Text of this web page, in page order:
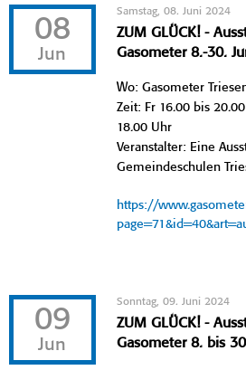
08
Jun
Samstag, 08. Juni 2024
ZUM GLÜCK! -
Gasometer 8.-30.
Wo: Gasometer
Zeit: Fr 16.00 bis
18.00 Uhr
Veranstalter: Eine
Gemeindeschulen
https://
09
Jun
Sonntag, 09. Juni 2024
ZUM GLÜCK! -
Gasometer 8. bis